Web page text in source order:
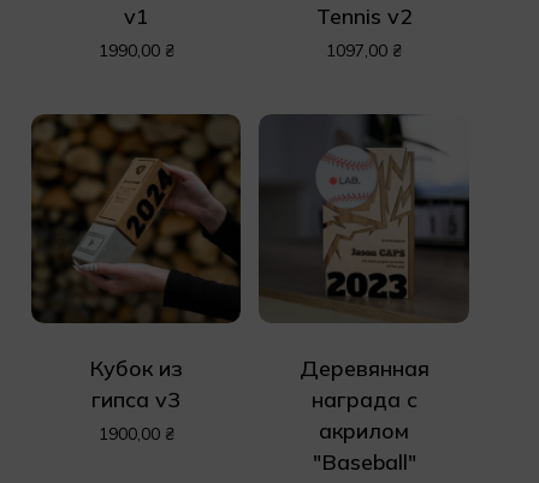
v1
1990,00 ₴
Tennis v2
1097,00 ₴
Кубок из
гипса v3
1900,00 ₴
Деревянная
награда с
акрилом
"Baseball"